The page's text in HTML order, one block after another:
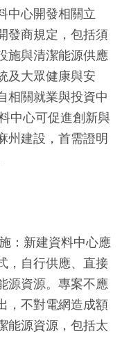
中心開發相關立
發商規定，包括須
施與清潔能源供應
及大眾健康與安
相關就業與投資中
中心可促進創新與
州建設，首需證明
：新建資料中心應
，自行供應、直接
源資源。專案不應
，不對電網造成額
能源資源，包括太